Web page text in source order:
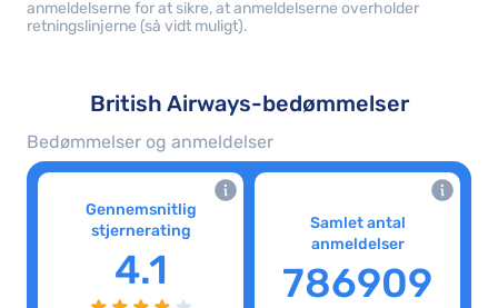
anmeldelserne for at sikre, at anmeldelserne overholder
retningslinjerne (så vidt muligt).
British Airways-bedømmelser
Bedømmelser og anmeldelser
Gennemsnitlig
stjernerating
4.1
Samlet antal
anmeldelser
786909